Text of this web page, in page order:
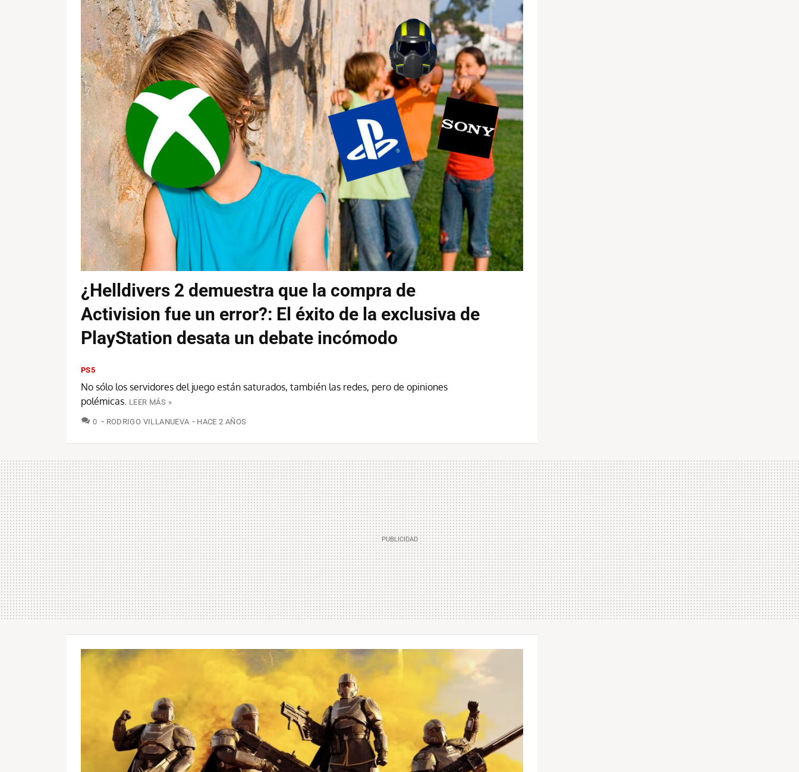
¿Helldivers 2 demuestra que la compra de
Activision fue un error?: El éxito de la exclusiva de
PlayStation desata un debate incómodo
PS5
No sólo los servidores del juego están saturados, también las redes, pero de opiniones
polémicas. LEER MÁS »
0 COMENTARIOS
RODRIGO VILLANUEVA HACE 2 AÑOS